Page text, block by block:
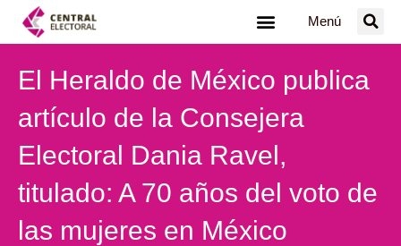
Menú
El Heraldo de México publica
artículo de la Consejera
Electoral Dania Ravel,
titulado: A 70 años del voto de
las mujeres en México